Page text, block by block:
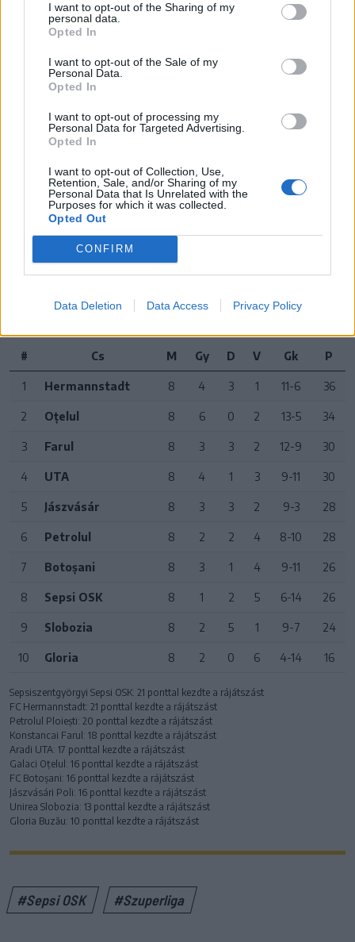
I want to opt-out of the Sharing of my
personal data.
Opted In
I want to opt-out of the Sale of my
Personal Data.
Opted In
I want to opt-out of processing my
Personal Data for Targeted Advertising.
Opted In
I want to opt-out of Collection, Use,
Retention, Sale, and/or Sharing of my
Personal Data that Is Unrelated with the
Purposes for which it was collected.
Opted Out
CONFIRM
Data Deletion Data Access Privacy Policy
Botoșani–FC Hermannstadt mérkőzéseken.
Amennyiben a rájátszás végén pontazonosság alakul
ki, a rangsorolásnál a legelső szempont az, hogy
kinek nem kellett felkerekíteni a pontszámát, a
pontot az alapszakaszban.
van, mivel felkerekítették a pontszámát (akárcsak a
Jászvásári Polinak és a Botoșani-nak), viszont a
másodiknál mindegyik vetélytársa előtt végezne,
mivel közülük a legtöbb pontot szerezte az
alapszakaszbeli mérkőzéseken.
Labdarúgó Szuperliga, 2024–2025-ös szezon,
# Cs M Gy D V Gk P
1 Hermannstadt 8 4 3 1 11-6 36
2 Oțelul 8 6 0 2 13-5 34
3 Farul 8 3 3 2 12-9 30
4 UTA 8 4 1 3 9-11 30
5 Jászvásár 8 3 3 2 9-3 28
6 Petrolul 8 2 2 4 8-10 28
7 Botoșani 8 3 1 4 9-11 26
8 Sepsi OSK 8 1 2 5 6-14 26
9 Slobozia 8 2 5 1 9-7 24
10 Gloria 8 2 0 6 4-14 16
Sepsiszentgyörgyi Sepsi OSK: 21 ponttal kezdte a rájátszást
FC Hermannstadt: 21 ponttal kezdte a rájátszást
Petrolul Ploiești: 20 ponttal kezdte a rájátszást
Konstancai Farul: 18 ponttal kezdte a rájátszást
Aradi UTA: 17 ponttal kezdte a rájátszást
Galaci Oțelul: 16 ponttal kezdte a rájátszást
FC Botoșani: 16 ponttal kezdte a rájátszást
Jászvásári Poli: 16 ponttal kezdte a rájátszást
Unirea Slobozia: 13 ponttal kezdte a rájátszást
Gloria Buzău: 10 ponttal kezdte a rájátszást
#Sepsi OSK #Szuperliga